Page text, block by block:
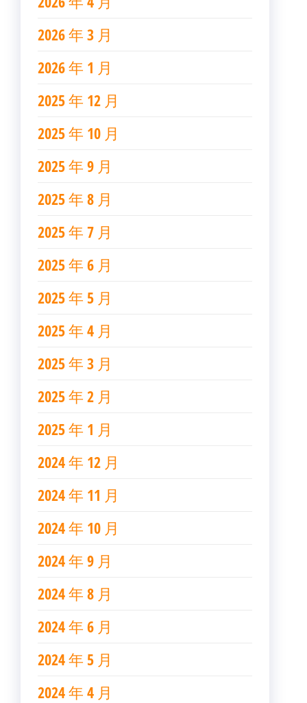
2026 年 3 月
2026 年 1 月
2025 年 12 月
2025 年 10 月
2025 年 9 月
2025 年 8 月
2025 年 7 月
2025 年 6 月
2025 年 5 月
2025 年 4 月
2025 年 3 月
2025 年 2 月
2025 年 1 月
2024 年 12 月
2024 年 11 月
2024 年 10 月
2024 年 9 月
2024 年 8 月
2024 年 6 月
2024 年 5 月
2024 年 4 月